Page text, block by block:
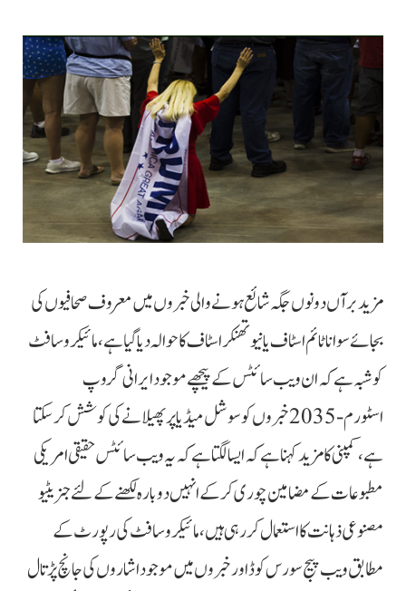
مزید برآں دونوں جگہ شائع ہونے والی خبروں میں معروف صحافیوں کی
بجائے سوانا ٹائم اسٹاف یا نیوتھنکر اسٹاف کا حوالہ دیا گیا ہے، مائیکرو سافٹ
کو شبہ ہے کہ ان ویب سائٹس کے پیچھے موجود ایرانی گروپ
اسٹورم-2035 خبروں کو سوشل میڈیا پر پھیلانے کی کوشش کر سکتا
ہے، کمپنی کا مزید کہنا ہے کہ ایسا لگتا ہے کہ یہ ویب سائٹس حقیقی امریکی
مطبوعات کے مضامین چوری کر کے انہیں دوبارہ لکھنے کے لئے جنریٹیو
مصنوعی ذہانت کا استعمال کر رہی ہیں، مائیکروسافٹ کی رپورٹ کے
مطابق ویب پیج سورس کوڈ اور خبروں میں موجود اشاروں کی جانچ پڑتال